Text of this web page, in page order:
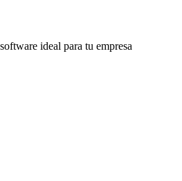
ideal para tu empresa